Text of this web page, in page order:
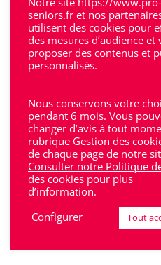
Bron
Lyon
Lyon 6
Villeurbanne
Calluire
seniors.fr et nos
utilisent des cookies pour
des mesures d’audience et
proposer des contenus et
personnalisés.
Nous conservons votre
pendant 6 mois. Vous
changer d’avis à tout
rubrique Gestion des
de chaque page de notre
Consulter notre Politique
des cookies pour plus
d’information.
Configurer
Tout